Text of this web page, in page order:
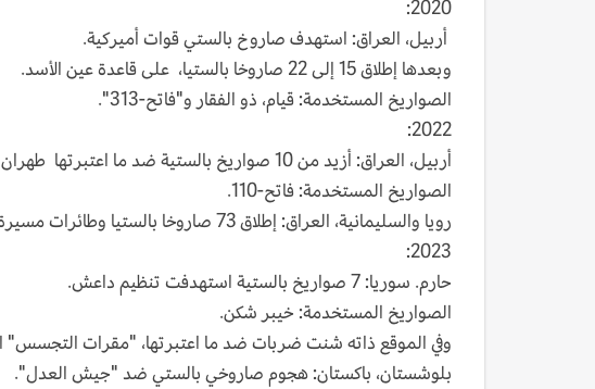
2020:
أربيل، العراق: استهدف صاروخ بالستي قوات أميركية.
وبعدها إطلاق 15 إلى 22 صاروخا بالستيا، على قاعدة عين الأسد.
الصواريخ المستخدمة: قيام، ذو الفقار و"فاتح-313".
2022:
أربيل، العراق: أزيد من 10 صواريخ بالستية ضد ما اعتبرتها طهران "مراكز استراتيجية إسرائيلية إسرائيلية".
الصواريخ المستخدمة: فاتح-110.
رويا والسليمانية، العراق: إطلاق 73 صاروخا بالستيا وطائرات مسيرة مفخخة ضد معارضين أكراد.
2023:
حارم. سوريا: 7 صواريخ بالستية استهدفت تنظيم داعش.
الصواريخ المستخدمة: خيبر شكن.
وفي الموقع ذاته شنت ضربات ضد ما اعتبرتها، "مقرات التجسس" الإسرائيلية، بـ7
بلوشستان، باكستان: هجوم صاروخي بالستي ضد "جيش العدل".